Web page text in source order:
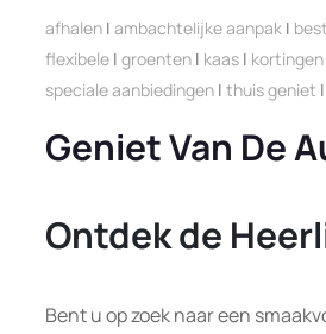
afhalen | ambachtelijke aanpak |
flexibele | groenten | kaas | kortingen
speciale aanbiedingen | thuis geniet |
Geniet Van De
Ontdek de
Bent u op zoek naar een